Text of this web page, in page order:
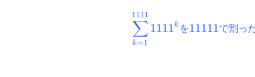
\displaystyle
\sum^{1111}_{k=1}
{1111}^{k}
k=1
∑
1111
1111k を11111で割っ